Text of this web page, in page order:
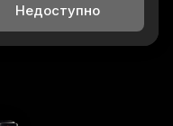
Недоступно